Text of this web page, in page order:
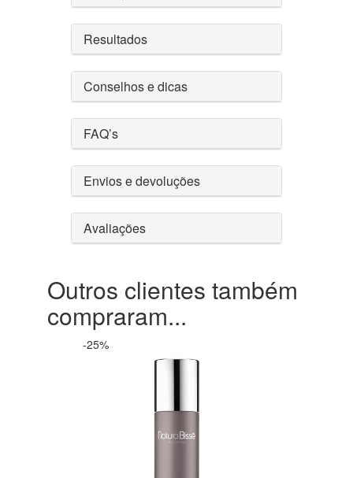
Resultados
Conselhos e dicas
FAQ’s
Envios e devoluções
Avaliações
Outros clientes também
compraram...
-25%